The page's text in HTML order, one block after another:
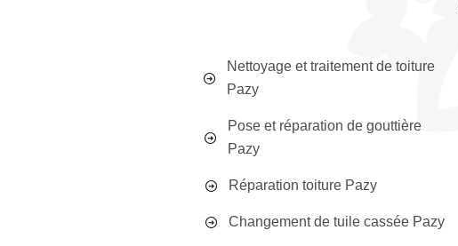
Nettoyage et traitement de toiture
Pazy
Pose et réparation de gouttière
Pazy
Réparation toiture Pazy
Changement de tuile cassée Pazy